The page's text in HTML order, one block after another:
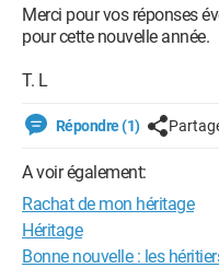
Merci pour vos réponses
pour cette nouvelle année.
T. L
Répondre (1)
A voir également:
Rachat de mon héritage
Héritage
Bonne nouvelle : les